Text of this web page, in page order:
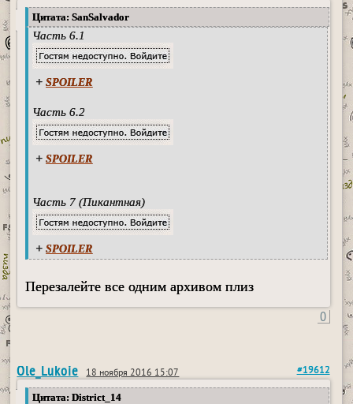
Цитата: SanSalvador
Часть 6.1
+SPOILER
Часть 6.2
+SPOILER
Часть 7 (Пикантная)
+SPOILER
Перезалейте все одним архивом плиз
0
Ole_Lukoie 18 ноября 2016 15:07 #19612
Цитата: District_14